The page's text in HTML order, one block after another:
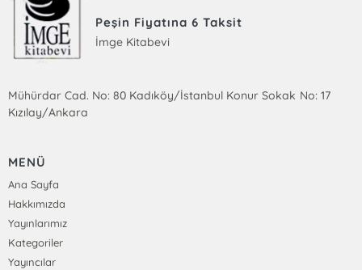
Peşin Fiyatına 6 Taksit
İmge Kitabevi
Mühürdar Cad. No: 80 Kadıköy/İstanbul Konur Sokak No: 17
Kızılay/Ankara
MENÜ
Ana Sayfa
Hakkımızda
Yayınlarımız
Kategoriler
Yayıncılar